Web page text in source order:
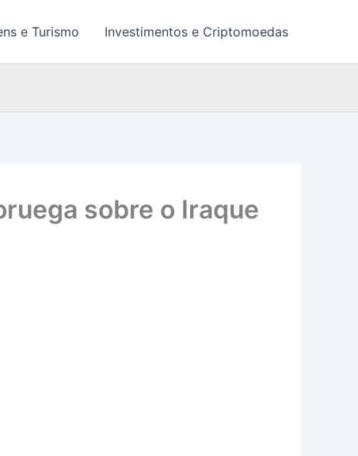
e Turismo Investimentos e Criptomoedas
sobre o Iraque